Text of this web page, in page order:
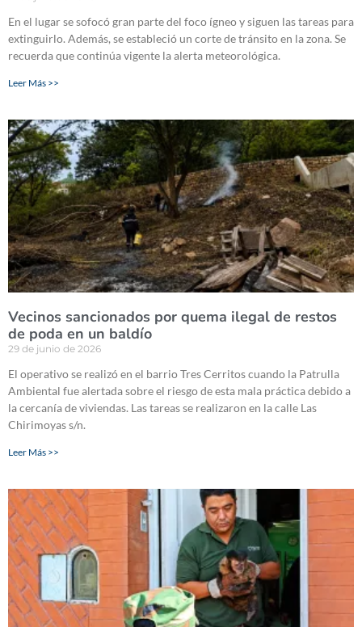
En el lugar se sofocó gran parte del foco ígneo y siguen las tareas para
extinguirlo. Además, se estableció un corte de tránsito en la zona. Se
recuerda que continúa vigente la alerta meteorológica.
Leer Más >>
Vecinos sancionados por quema ilegal de restos
de poda en un baldío
29 de junio de 2026
El operativo se realizó en el barrio Tres Cerritos cuando la Patrulla
Ambiental fue alertada sobre el riesgo de esta mala práctica debido a
la cercanía de viviendas. Las tareas se realizaron en la calle Las
Chirimoyas s/n.
Leer Más >>